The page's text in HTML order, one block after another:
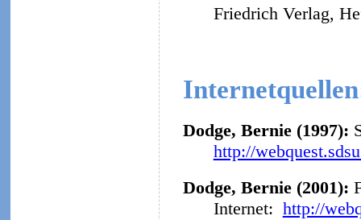
Friedrich Verlag,
Dodge, Bernie (1997):
http://
Dodge, Bernie (2001):
Internet: http://